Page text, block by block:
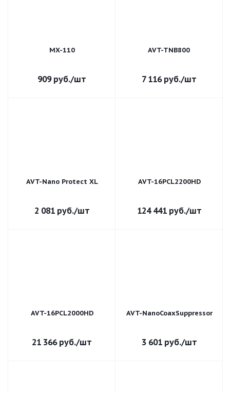
MX-110
909руб./шт
AVT-TNB800
7 116руб./шт
AVT-Nano Protect XL
2 081руб./шт
AVT-16PCL2200HD
124 441руб./шт
AVT-16PCL2000HD
21 366руб./шт
AVT-NanoCoaxSuppressor
3 601руб./шт